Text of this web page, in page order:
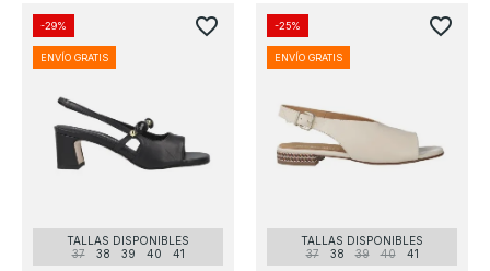
TALLAS DISPONIBLES
37
38 39 40 41
-29%
ENVÍO GRATIS
favorite_border
TALLAS DISPONIBLES
37
38 39 40 41
-25%
ENVÍO GRATIS
favorite_border